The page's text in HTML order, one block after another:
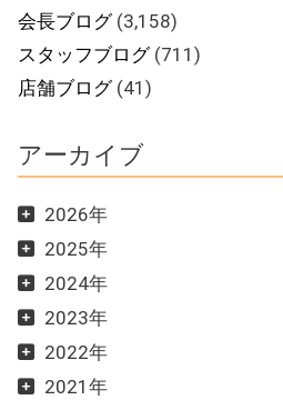
会長ブログ(3,158)
スタッフブログ(711)
店舗ブログ(41)
アーカイブ
2026年
2025年
2024年
2023年
2022年
2021年